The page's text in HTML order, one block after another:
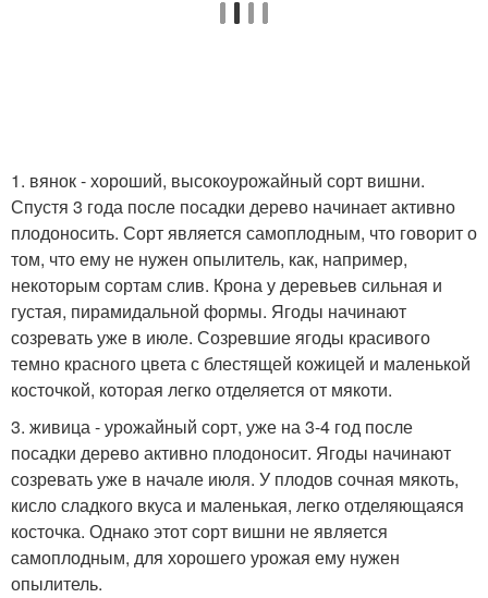
1. вянок - хороший, высокоурожайный сорт вишни.
Спустя 3 года после посадки дерево начинает активно
плодоносить. Сорт является самоплодным, что говорит о
том, что ему не нужен опылитель, как, например,
некоторым сортам слив. Крона у деревьев сильная и
густая, пирамидальной формы. Ягоды начинают
созревать уже в июле. Созревшие ягоды красивого
темно красного цвета с блестящей кожицей и маленькой
косточкой, которая легко отделяется от мякоти.
3. живица - урожайный сорт, уже на 3-4 год после
посадки дерево активно плодоносит. Ягоды начинают
созревать уже в начале июля. У плодов сочная мякоть,
кисло сладкого вкуса и маленькая, легко отделяющаяся
косточка. Однако этот сорт вишни не является
самоплодным, для хорошего урожая ему нужен
опылитель.